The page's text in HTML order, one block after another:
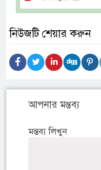
নিউজটি শেয়ার করুন
আপনার মন্তব্য
মন্তব্য লিখুন